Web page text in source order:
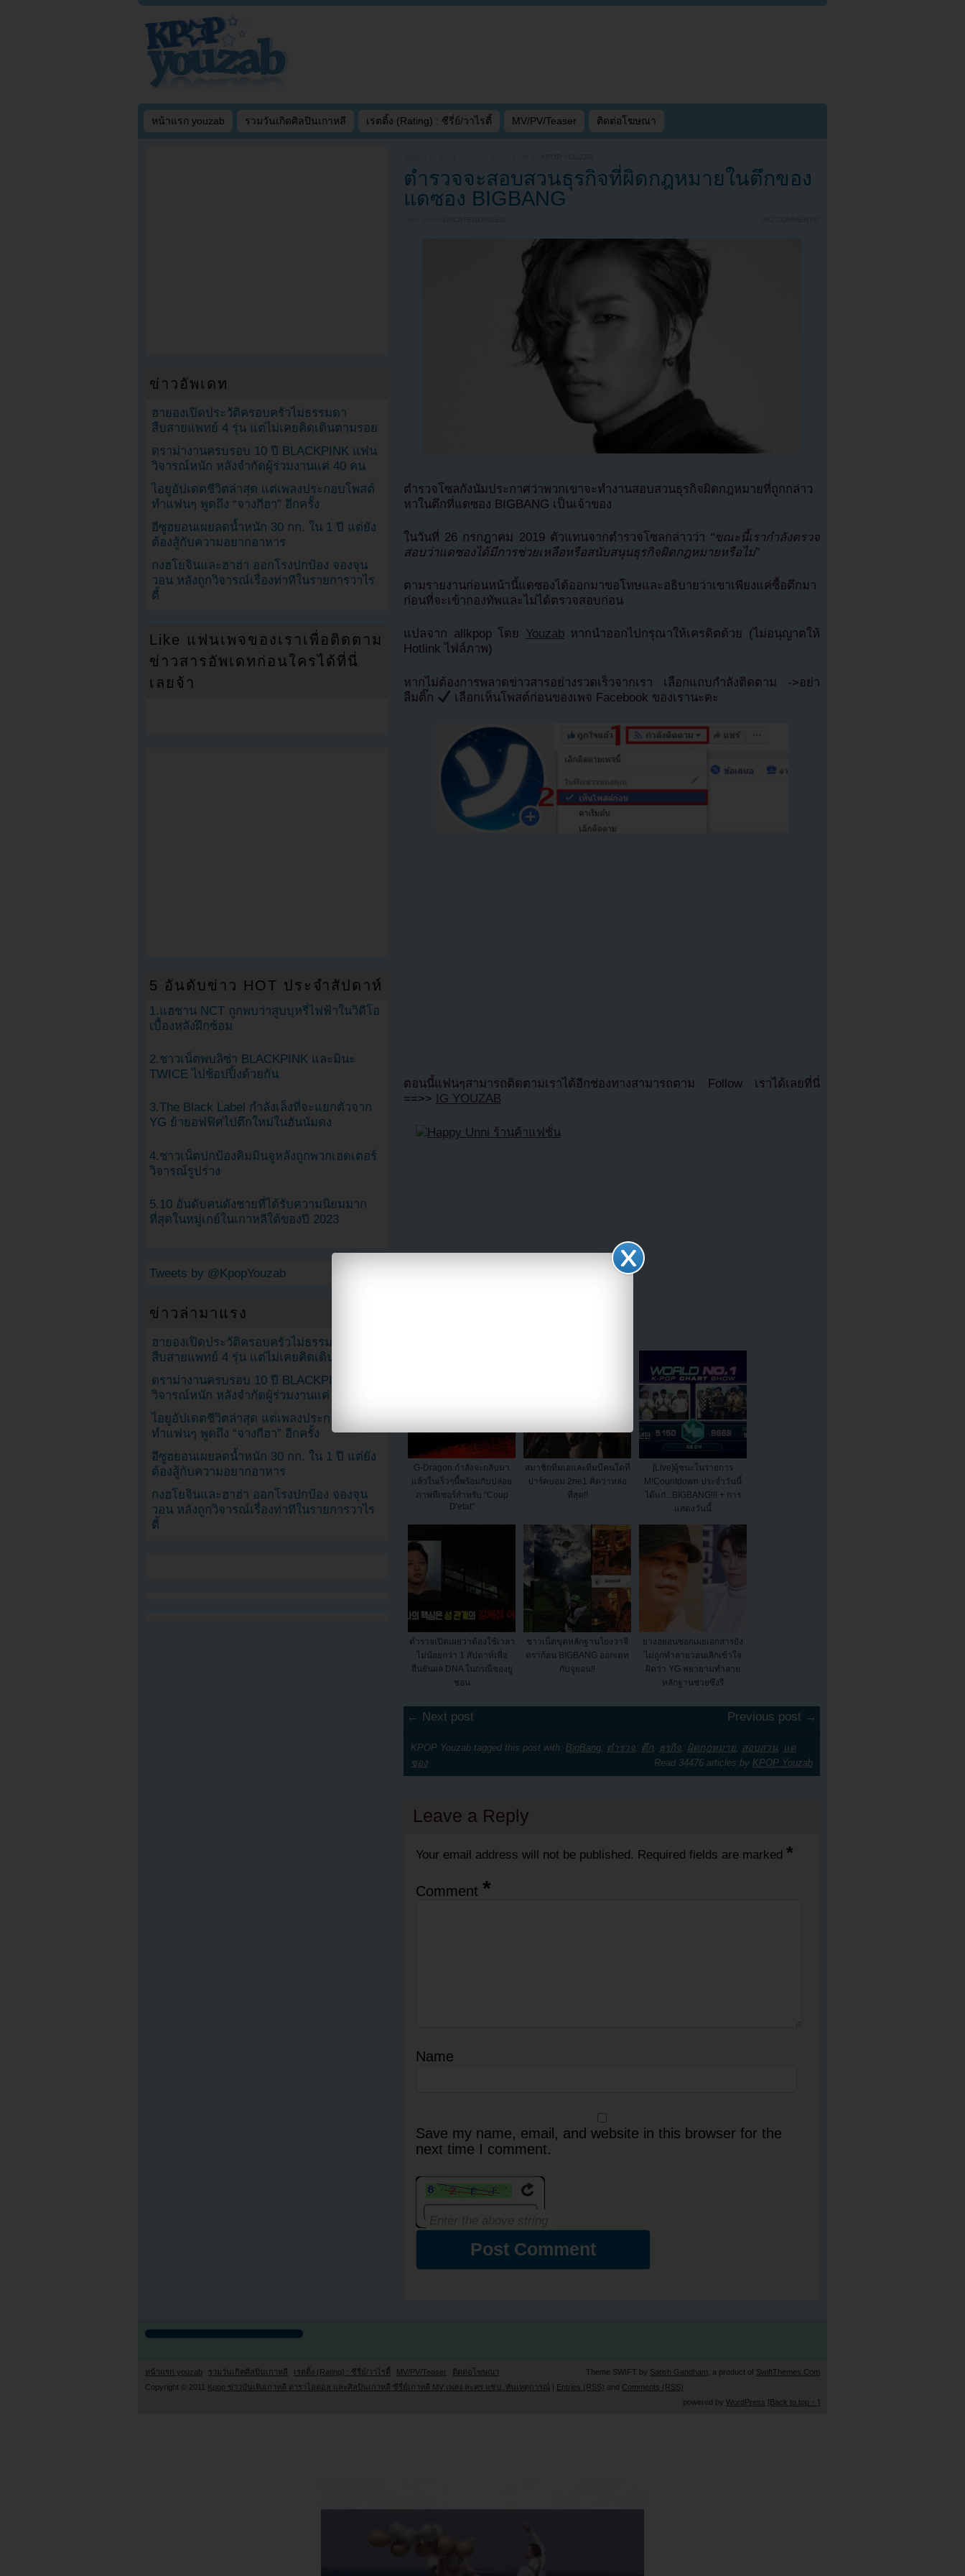
หน้าแรก youzab รวมวันเกิดศิลปินเกาหลี เรตติ้ง (Rating) : ซีรี่ย์/วาไรตี้ MV/PV/Teaser ติดต่อโฆษณา
KPOP YOUZAB
ตำรวจจะสอบสวนธุรกิจที่ผิดกฎหมายในตึกของ
แดซอง BIGBANG
UNCATEGORIZED NO COMMENTS
ตำรวจโซลกังนัมประกาศว่าพวกเขาจะทำงานสอบสวนธุรกิจผิดกฎหมายที่ถูกกล่าว
หาในตึกที่แดซอง BIGBANG เป็นเจ้าของ
ในวันที่ 26 กรกฎาคม 2019 ตัวแทนจากตำรวจโซลกล่าวว่า “ขณะนี้เรากำลังตรวจ
สอบว่าแดซองได้มีการช่วยเหลือหรือสนับสนุนธุรกิจผิดกฎหมายหรือไม่”
ตามรายงานก่อนหน้านี้แดซองได้ออกมาขอโทษและอธิบายว่าเขาเพียงแค่ซื้อตึกมา
ก่อนที่จะเข้ากองทัพและไม่ได้ตรวจสอบก่อน
แปลจาก allkpop โดย Youzabหากนำออกไปกรุณาให้เครดิตด้วย (ไม่อนุญาตให้
Hotlink ไฟล์ภาพ)
หากไม่ต้องการพลาดข่าวสารอย่างรวดเร็วจากเรา เลือกแถบกำลังติดตาม ->อย่า
ลืมติ๊ก
เลือกเห็นโพสต์ก่อนของเพจ Facebook ของเรานะคะ
ตอนนี้แฟนๆสามารถติดตามเราได้อีกช่องทางสามารถตาม Follow เราได้เลยที่นี่
==>>
IG YOUZAB
G-Dragon กำลังจะกลับมา
แล้วในเร็วๆนี้พร้อมกับปล่อย
ภาพทีเซอร์สำหรับ "Coup
D'etat"
สมาชิกทีมเอและทีมบีคนใดที่
ปาร์คบอม 2ne1 คิดว่าหล่อ
ที่สุด!!
[Live]ผู้ชนะในรายการ
M!Countdown ประจำวันนี้
ได้แก่...BIGBANG!!! + การ
แสดงวันนี้
ตำรวจเปิดเผยว่าต้องใช้เวลา
ไม่น้อยกว่า 1 สัปดาห์เพื่อ
ยืนยันผล DNA ในกรณีของยู
ชอน
ชาวเน็ตขุดหลักฐานโยงว่าจี
ดราก้อน BIGBANG ออกเดท
กับจูยอน!!
ยางฮยอนซอกเผยเอกสารยัง
ไม่ถูกทำลายวอนเลิกเข้าใจ
ผิดว่า YG พยายามทำลาย
หลักฐานช่วยซึงรี
← Next post Previous post →
KPOP Youzab tagged this post with: BigBang ตำรวจ ตึก ธุรกิจ ผิดกฎหมาย สอบสวน
แด
ซอง
Read 34476 articles by KPOP Youzab
Leave a Reply
Your email address will not be published. Required fields are marked *
Comment *
Name
Save my name, email, and website in this browser for the
next time I comment.
ข่าวอัพเดท
ฮายองเปิดประวัติครอบครัวไม่ธรรมดา
สืบสายแพทย์ 4 รุ่น แต่ไม่เคยคิดเดินตามรอย
ดราม่างานครบรอบ 10 ปี BLACKPINK แฟน
วิจารณ์หนัก หลังจำกัดผู้ร่วมงานแค่ 40 คน
ไอยูอัปเดตชีวิตล่าสุด แต่เพลงประกอบโพสต์
ทำแฟนๆ พูดถึง “จางกีฮา” อีกครั้ง
อีซูฮยอนเผยลดน้ำหนัก 30 กก. ใน 1 ปี แต่ยัง
ต้องสู้กับความอยากอาหาร
กงฮโยจินและฮาฮ่า ออกโรงปกป้อง จองจุน
วอน หลังถูกวิจารณ์เรื่องท่าทีในรายการวาไร
ตี้
Like แฟนเพจของเราเพื่อติดตาม
ข่าวสารอัพเดทก่อนใครได้ที่นี่
เลยจ้า
5 อันดับข่าว HOT ประจำสัปดาห์
1.แฮชาน NCT ถูกพบว่าสูบบุหรี่ไฟฟ้าในวิดีโอ
เบื้องหลังฝึกซ้อม
2.ชาวเน็ตพบลิซ่า BLACKPINK และมินะ
TWICE ไปช้อปปิ้งด้วยกัน
3.The Black Label กำลังเล็งที่จะแยกตัวจาก
YG ย้ายอฟฟิศไปตึกใหม่ในฮันนัมดง
4.ชาวเน็ตปกป้องคิมมินจูหลังถูกพวกเฮดเตอร์
วิจารณ์รูปร่าง
5.10 อันดับคนดังชายที่ได้รับความนิยมมาก
ที่สุดในหมู่เกย์ในเกาหลีใต้ของปี 2023
Tweets by @KpopYouzab
ข่าวล่ามาแรง
ฮายองเปิดประวัติครอบครัวไม่ธรรมดา
สืบสายแพทย์ 4 รุ่น แต่ไม่เคยคิดเดินตามรอย
ดราม่างานครบรอบ 10 ปี BLACKPINK แฟน
วิจารณ์หนัก หลังจำกัดผู้ร่วมงานแค่ 40 คน
ไอยูอัปเดตชีวิตล่าสุด แต่เพลงประกอบโพสต์
ทำแฟนๆ พูดถึง “จางกีฮา” อีกครั้ง
อีซูฮยอนเผยลดน้ำหนัก 30 กก. ใน 1 ปี แต่ยัง
ต้องสู้กับความอยากอาหาร
กงฮโยจินและฮาฮ่า ออกโรงปกป้อง จองจุน
วอน หลังถูกวิจารณ์เรื่องท่าทีในรายการวาไร
ตี้
หน้าแรก youzab รวมวันเกิดศิลปินเกาหลี เรตติ้ง (Rating) : ซีรี่ย์/วาไรตี้ MV/PV/Teaser ติดต่อโฆษณา Theme SWIFT by Satish Gandham , a product of SwiftThemes.Com
Copyright © 2011 Kpop ข่าวบันเทิงเกาหลี ดาราไอดอล และศิลปินเกาหลี ซีรี่ย์เกาหลี MV เพลง ละคร แซ่บ..ทันเหตุการณ์ | Entries (RSS) and Comments (RSS)
powered by WordPress [Back to top ↑ ]